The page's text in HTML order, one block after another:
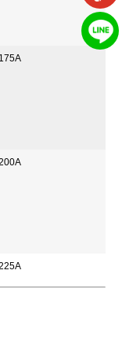
175A